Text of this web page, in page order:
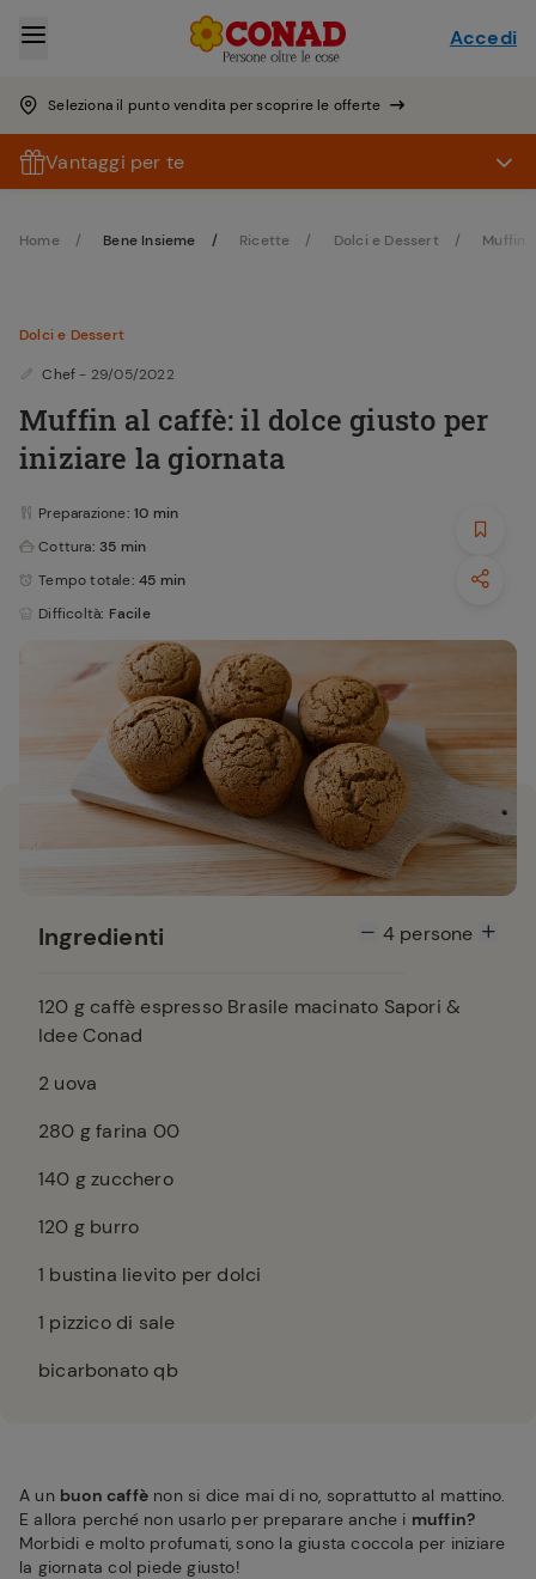
Seleziona il punto vendita per scoprire le offerte
Accedi
Vantaggi per te
Home Bene Insieme Ricette Dolci e Dessert Muffin
Dolci e Dessert
Chef - 29/05/2022
Muffin al caffè: il dolce giusto per
iniziare la giornata
Preparazione: 10 min
Cottura: 35 min
Tempo totale: 45 min
Difficoltà: Facile
Ingredienti 4persone
120 g caffè espresso Brasile macinato Sapori &
Idee Conad
2 uova
280 g farina 00
140 g zucchero
120 g burro
1 bustina lievito per dolci
1 pizzico di sale
bicarbonato qb
A un buon caffè non si dice mai di no, soprattutto al mattino.
E allora perché non usarlo per preparare anche i muffin?
Morbidi e molto profumati, sono la giusta coccola per iniziare
la giornata col piede giusto!